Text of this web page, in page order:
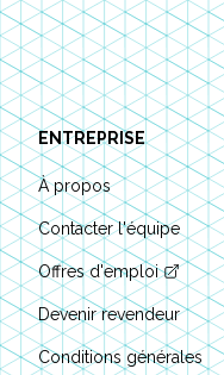
Footer
ENTREPRISE
À propos
Contacter l'équipe
Offres d'emploi
Devenir revendeur
Conditions générales